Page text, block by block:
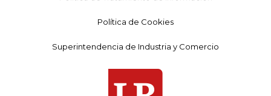
Política de Cookies
Superintendencia de Industria y Comercio